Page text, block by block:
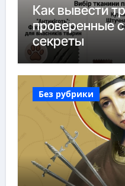
Как вывести
проверенные
секреты
Без рубрики